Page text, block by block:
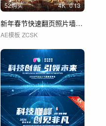
52购买 4K 0'13
新年春节快速翻页照片墙汇聚创意片头片尾
AE模板 ZCSK